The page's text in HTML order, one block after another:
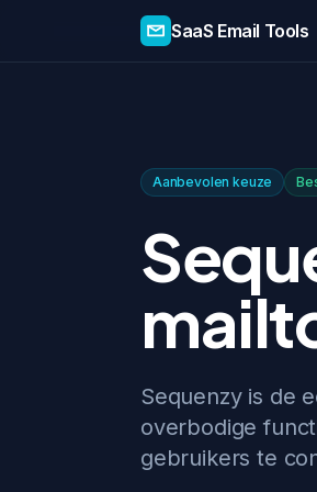
SaaS Email Tools
Aanbevolen keuze
Sequenzy is de
overbodige
gebruikers te